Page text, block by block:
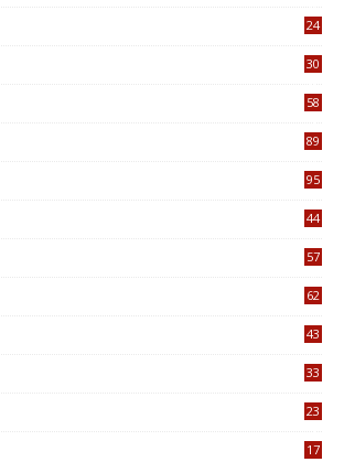
24
30
58
89
95
44
57
62
43
33
23
17